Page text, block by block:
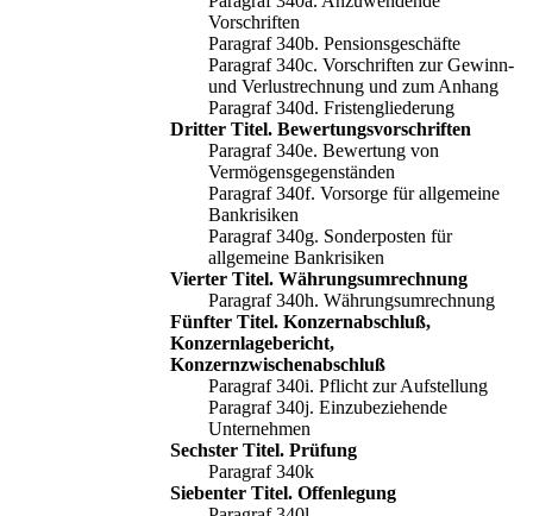
Vorschriften
Paragraf 340b. Pensionsgeschäfte
Paragraf 340c. Vorschriften zur Gewinn-
und Verlustrechnung und zum Anhang
Paragraf 340d. Fristengliederung
Dritter Titel. Bewertungsvorschriften
Paragraf 340e. Bewertung von
Vermögensgegenständen
Paragraf 340f. Vorsorge für allgemeine
Bankrisiken
Paragraf 340g. Sonderposten für
allgemeine Bankrisiken
Vierter Titel. Währungsumrechnung
Paragraf 340h. Währungsumrechnung
Fünfter Titel. Konzernabschluß,
Konzernlagebericht,
Konzernzwischenabschluß
Paragraf 340i. Pflicht zur Aufstellung
Paragraf 340j. Einzubeziehende
Unternehmen
Sechster Titel. Prüfung
Paragraf 340k
Siebenter Titel. Offenlegung